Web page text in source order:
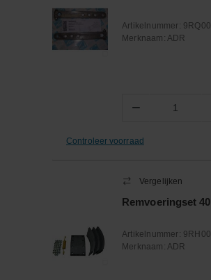
Artikelnummer:
Merknaam: ADR
− Aantal
Controleer voorraad
Vergelijken
Artikelnummer:
Merknaam: ADR